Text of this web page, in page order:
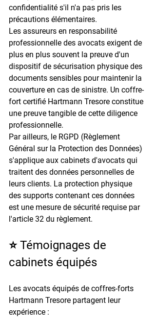
confidentialité s'il n'a pas pris les
précautions élémentaires.
Les assureurs en responsabilité
professionnelle des avocats exigent de
plus en plus souvent la preuve d'un
dispositif de sécurisation physique des
documents sensibles pour maintenir la
couverture en cas de sinistre. Un coffre-
fort certifié Hartmann Tresore constitue
une preuve tangible de cette diligence
professionnelle.
Par ailleurs, le RGPD (Règlement
Général sur la Protection des Données)
s'applique aux cabinets d'avocats qui
traitent des données personnelles de
leurs clients. La protection physique
des supports contenant ces données
est une mesure de sécurité requise par
l'article 32 du règlement.
⭐ Témoignages de
cabinets équipés
Les avocats équipés de coffres-forts
Hartmann Tresore partagent leur
expérience :